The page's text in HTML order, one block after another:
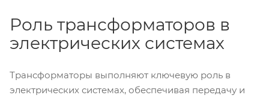
Роль трансформаторов в
электрических системах
Трансформаторы выполняют ключевую роль в
электрических системах, обеспечивая передачу и